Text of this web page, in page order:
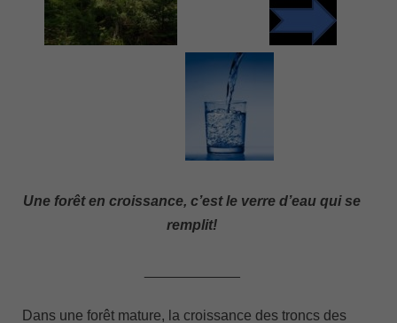
Une forêt en croissance, c’est le verre d’eau qui se
remplit!
Dans une forêt mature, la croissance des troncs des